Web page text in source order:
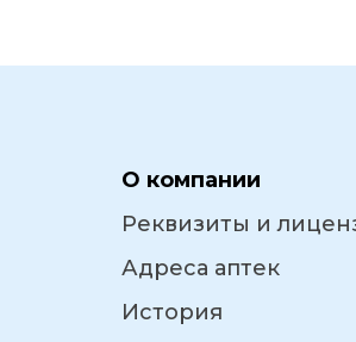
О компании
Реквизиты и
Адреса аптек
История